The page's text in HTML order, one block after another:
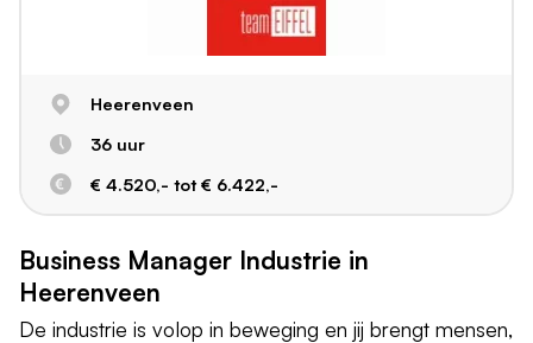
Heerenveen
36 uur
€ 4.520,- tot € 6.422,-
Business Manager Industrie in
Heerenveen
De industrie is volop in beweging en jij brengt mensen,